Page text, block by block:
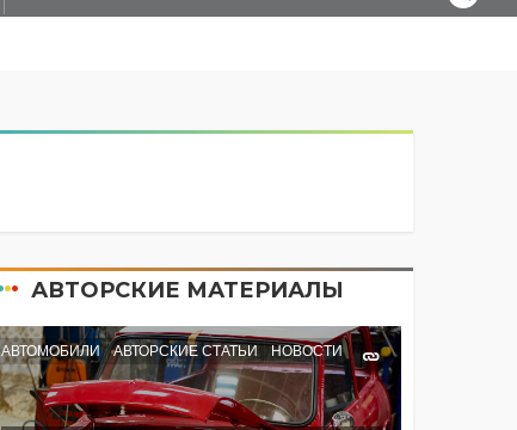
АВТОРСКИЕ МАТЕРИАЛЫ
АВТОМОБИЛИ АВТОРСКИЕ СТАТЬИ НОВОСТИ